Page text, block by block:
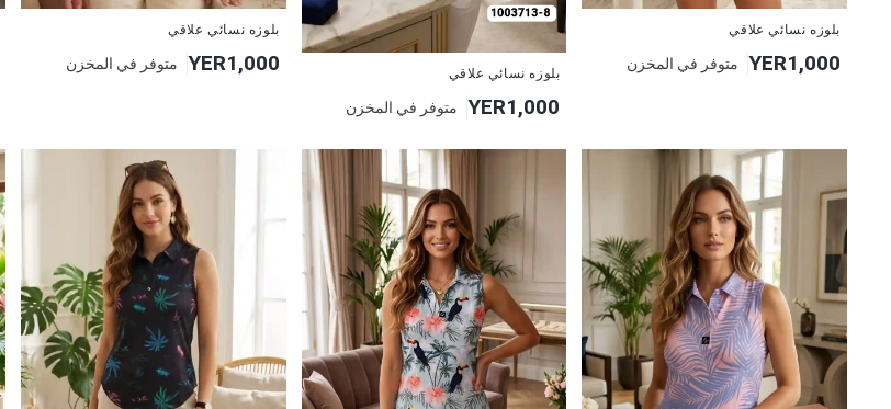
بلوزه نسائي علاقي
YER1,000 متوفر في المخزن
بلوزه نسائي علاقي
YER1,000 متوفر في المخزن
بلوزه نسائي علاقي
YER1,000 متوفر في المخزن